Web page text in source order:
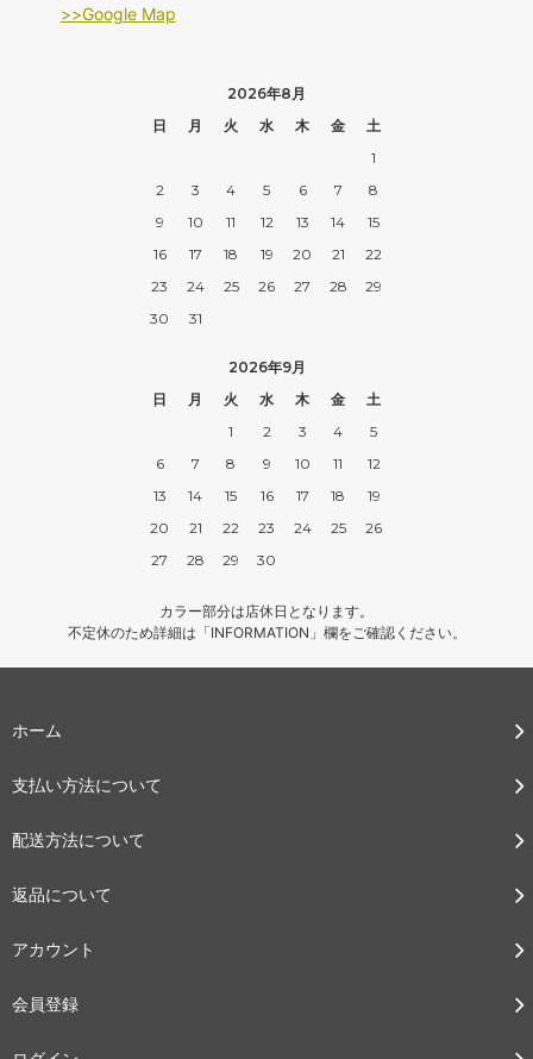
>>Google Map
2026年8月
日
月 火 水 木 金
土
1
2
3 4 5 6 7
8
9
10 11 12 13 14
15
16
17 18 19 20 21
22
23
24 25 26 27 28
29
30
31
2026年9月
日
月 火 水 木 金
土
1
2 3 4
5
6
7 8 9 10 11
12
13
14 15 16 17 18
19
20
21 22 23 24 25
26
27
28 29 30
カラー部分は店休日となります。
不定休のため詳細は「INFORMATION」欄をご確認ください。
ホーム
支払い方法について
配送方法について
返品について
アカウント
会員登録